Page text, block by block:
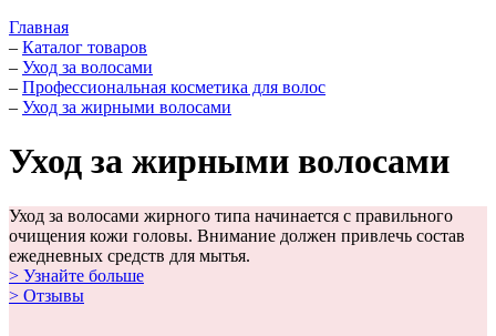
Главная
– Каталог товаров
– Уход за волосами
– Профессиональная косметика для волос
– Уход за жирными волосами
Уход за жирными волосами
Уход за волосами жирного типа начинается с правильного
очищения кожи головы. Внимание должен привлечь состав
ежедневных средств для мытья.
> Узнайте больше
> Отзывы